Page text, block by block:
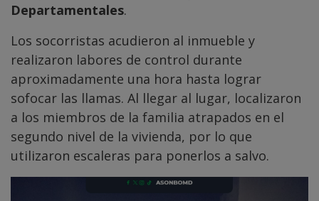
Departamentales.
Los socorristas acudieron al inmueble y
realizaron labores de control durante
aproximadamente una hora hasta lograr
sofocar las llamas. Al llegar al lugar, localizaron
a los miembros de la familia atrapados en el
segundo nivel de la vivienda, por lo que
utilizaron escaleras para ponerlos a salvo.